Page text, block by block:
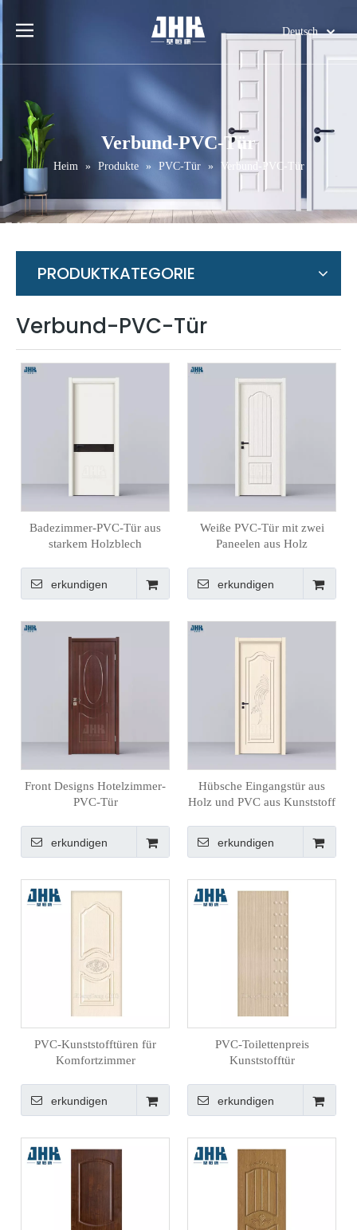
Deutsch
English
Français
Español
Português
Verbund-PVC-Tür
Heim » Produkte » PVC-Tür » Verbund-PVC-Tür
PRODUKTKATEGORIE
Verbund-PVC-Tür
Badezimmer-PVC-Tür aus
starkem Holzblech
erkundigen
Weiße PVC-Tür mit zwei
Paneelen aus Holz
erkundigen
Front Designs Hotelzimmer-
PVC-Tür
erkundigen
Hübsche Eingangstür aus
Holz und PVC aus Kunststoff
erkundigen
PVC-Kunststofftüren für
Komfortzimmer
erkundigen
PVC-Toilettenpreis
Kunststofftür
erkundigen